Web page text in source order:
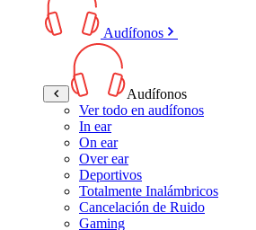
Audífonos
Audífonos
Ver todo en audífonos
In ear
On ear
Over ear
Deportivos
Totalmente Inalámbricos
Cancelación de Ruido
Gaming